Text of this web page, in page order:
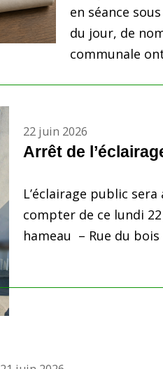
en séance
du jour, de
communale
22 juin 2026
Arrêt de
L’éclairage public
compter de ce lundi
hameau – Rue du bois